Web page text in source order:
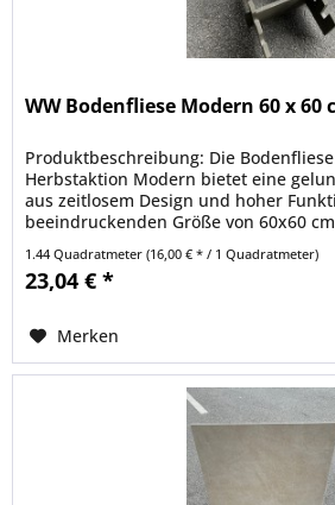
WW Bodenfliese Modern 60 x 60
Produktbeschreibung: Die
Herbstaktion Modern bietet eine
aus zeitlosem Design und hoher
beeindruckenden Größe von 60x60
1.44 Quadratmeter(16,00 € * / 1 Quadratmeter)
23,04 € *
Merken